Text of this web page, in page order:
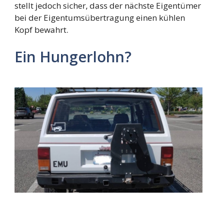
stellt jedoch sicher, dass der nächste Eigentümer
bei der Eigentumsübertragung einen kühlen
Kopf bewahrt.
Ein Hungerlohn?